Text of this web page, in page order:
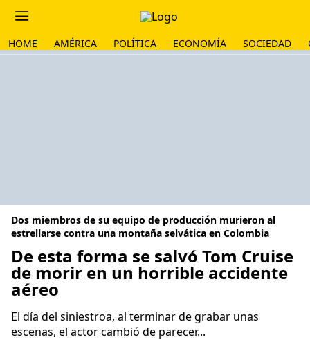
HOME AMÉRICA POLÍTICA ECONOMÍA SOCIEDAD
Dos miembros de su equipo de producción murieron al
estrellarse contra una montaña selvática en Colombia
De esta forma se salvó Tom Cruise
de morir en un horrible accidente
aéreo
El día del siniestroa, al terminar de grabar unas
escenas, el actor cambió de parecer...